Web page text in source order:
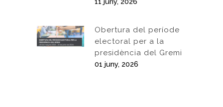
Obertura del període
electoral per a la
presidència del Gremi
01 juny, 2026